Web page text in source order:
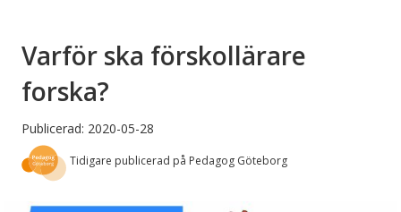
Varför ska förskollärare
forska?
Publicerad: 2020-05-28
Tidigare publicerad på Pedagog Göteborg